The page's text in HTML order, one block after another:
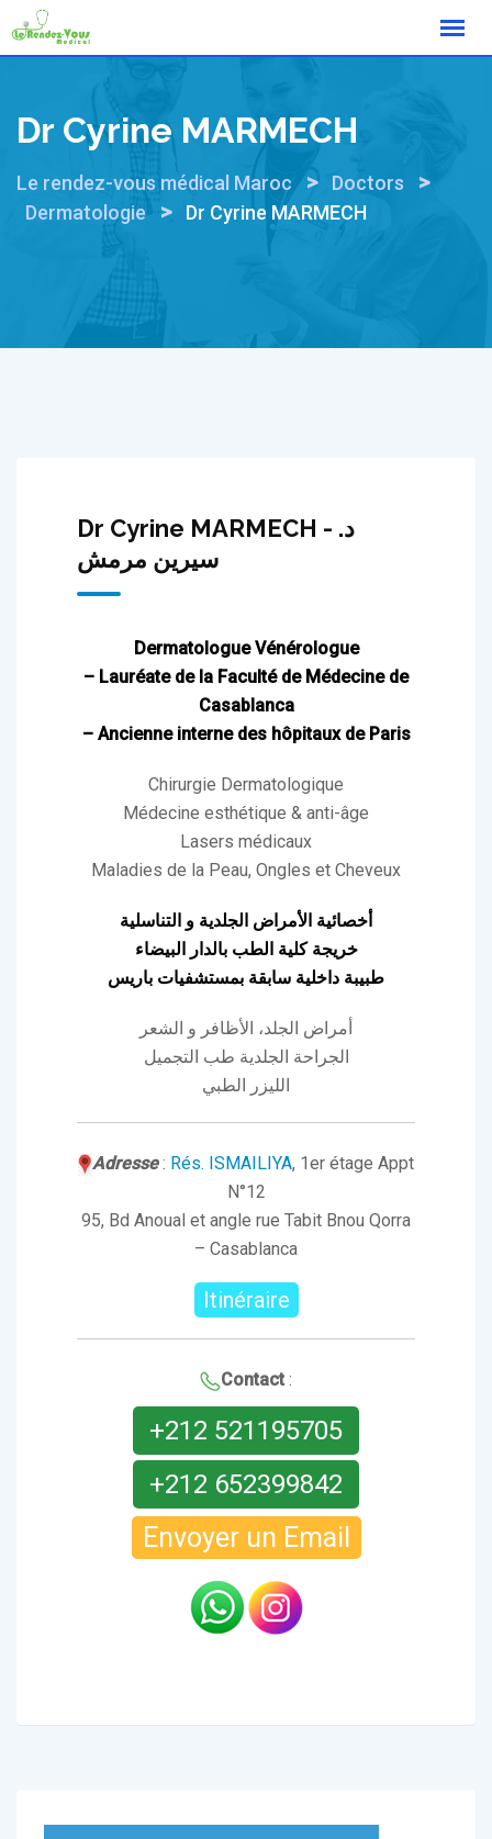
to
Dr Cyrine MARMECH
Le rendez-vous médical Maroc > Doctors >
Dermatologie > Dr Cyrine MARMECH
Dr Cyrine MARMECH - د.
سيرين مرمش
Dermatologue Vénérologue
– Lauréate de la Faculté de Médecine de
Casablanca
– Ancienne interne des hôpitaux de Paris
Chirurgie Dermatologique
Médecine esthétique & anti-âge
Lasers médicaux
Maladies de la Peau, Ongles et Cheveux
أخصائية الأمراض الجلدية و التناسلية
خريجة كلية الطب بالدار البيضاء
طبيبة داخلية سابقة بمستشفيات باريس
أمراض الجلد، الأظافر و الشعر
الجراحة الجلدية طب التجميل
الليزر الطبي
Adresse: Rés. ISMAILIYA, 1er étage Appt
N°12
95, Bd Anoual et angle rue Tabit Bnou Qorra
– Casablanca
Itinéraire
Contact :
+212 521195705
+212 652399842
Envoyer un Email